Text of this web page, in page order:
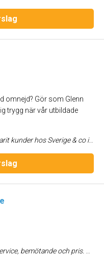
omnejd? Gör som Glenn
trygg när vår utbildade
planer på att byta. Att komma hem från jobbet till ett skinande rent och välstädat hem är lyx!
han var snabb och fönstrena är ändå rena jämfört med hur de såg ut innan. Bokar de igen nästa gång. Helt klart värt.